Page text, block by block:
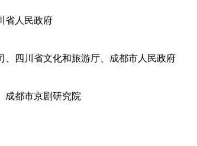
省人民政府
、四川省文化和旅游厅、成都市人民政府
成都市京剧研究院